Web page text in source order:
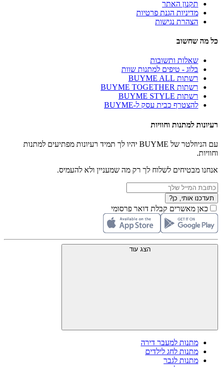
תקנון האתר
מדיניות הגנת פרטיות
הצהרת נגישות
כל מה שחשוב
שאלות ותשובות
בלוג - טיפים למתנות שוות
רשתות BUYME ALL
רשתות BUYME TOGETHER
רשתות BUYME STYLE
להצטרף כבית עסק ל-BUYME
רעיונות למתנות וחוויות
עם הניוזלטר של BUYME יהיו לך תמיד רעיונות מפתיעים למתנות
וחוויות.
אנחנו מבטיחים לשלוח לך רק מה שמעניין ולא להעמיס.
תעדכנו אותי, כן?
כאן מאשרים קבלת דואר פרסומי
הצג עוד
מתנות למעבר דירה
מתנות לחג לילדים
מתנות לגבר